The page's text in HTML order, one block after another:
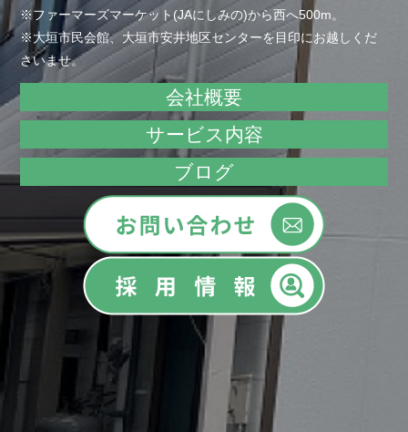
※ファーマーズマーケット(JAにしみの)から西へ500m。
※大垣市民会館、大垣市安井地区センターを目印にお越しくだ
さいませ。
会社概要
サービス内容
ブログ